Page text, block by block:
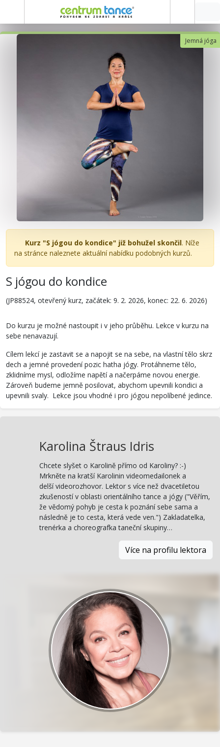
Jemná jóga
Kurz "S jógou do kondice" již bohužel skončil. Níže
na stránce naleznete aktuální nabídku podobných kurzů.
S jógou do kondice
(JP88524, otevřený kurz, začátek: 9. 2. 2026, konec: 22. 6. 2026)
Do kurzu je možné nastoupit i v jeho průběhu. Lekce v kurzu na
sebe nenavazují.
Cílem lekcí je zastavit se a napojit se na sebe, na vlastní tělo skrz
dech a jemné provedení pozic hatha jógy. Protáhneme tělo,
zklidníme mysl, odložíme napětí a načerpáme novou energie.
Zároveň budeme jemně posilovat, abychom upevnili kondici a
upevnili svaly. Lekce jsou vhodné i pro jógou nepolíbené jedince.
Karolina Štraus Idris
Chcete slyšet o Karolině přímo od Karoliny? :-)
Mrkněte na kratší Karolinin videomedailonek a
delší videorozhovor. Lektor s více než dvacetiletou
zkušeností v oblasti orientálního tance a jógy ("Věřím,
že vědomý pohyb je cesta k poznání sebe sama a
následně je to cesta, která vede ven.") Zakladatelka,
trenérka a choreografka taneční skupiny…
Více na profilu lektora